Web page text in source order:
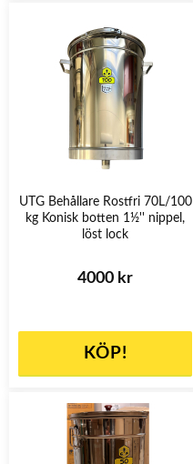
UTG Behållare Rostfri 70L/100
kg Konisk botten 1½'' nippel,
löst lock
4000 kr
KÖP!